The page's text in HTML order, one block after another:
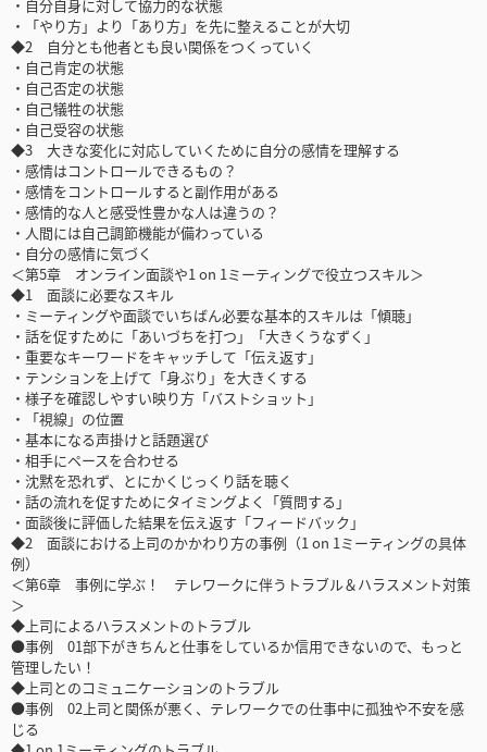
・自分自身に対して協力的な状態
・「やり方」より「あり方」を先に整えることが大切
◆2 自分とも他者とも良い関係をつくっていく
・自己肯定の状態
・自己否定の状態
・自己犠牲の状態
・自己受容の状態
◆3 大きな変化に対応していくために自分の感情を理解する
・感情はコントロールできるもの？
・感情をコントロールすると副作用がある
・感情的な人と感受性豊かな人は違うの？
・人間には自己調節機能が備わっている
・自分の感情に気づく
＜第5章 オンライン面談や1 on 1ミーティングで役立つスキル＞
◆1 面談に必要なスキル
・ミーティングや面談でいちばん必要な基本的スキルは「傾聴」
・話を促すために「あいづちを打つ」「大きくうなずく」
・重要なキーワードをキャッチして「伝え返す」
・テンションを上げて「身ぶり」を大きくする
・様子を確認しやすい映り方「バストショット」
・「視線」の位置
・基本になる声掛けと話題選び
・相手にペースを合わせる
・沈黙を恐れず、とにかくじっくり話を聴く
・話の流れを促すためにタイミングよく「質問する」
・面談後に評価した結果を伝え返す「フィードバック」
◆2 面談における上司のかかわり方の事例（1 on 1ミーティングの具体
例）
＜第6章 事例に学ぶ！ テレワークに伴うトラブル＆ハラスメント対策
＞
◆上司によるハラスメントのトラブル
●事例 01部下がきちんと仕事をしているか信用できないので、もっと
管理したい！
◆上司とのコミュニケーションのトラブル
●事例 02上司と関係が悪く、テレワークでの仕事中に孤独や不安を感
じる